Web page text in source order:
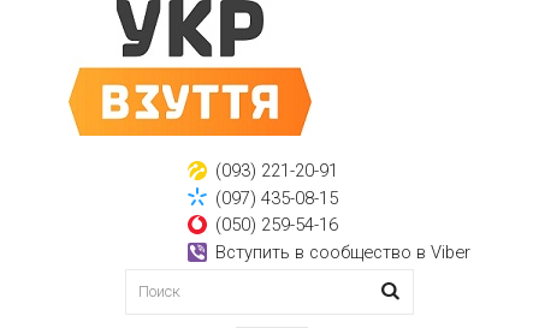
(093) 221-20-91
(097) 435-08-15
(050) 259-54-16
Вступить в сообщество в Viber